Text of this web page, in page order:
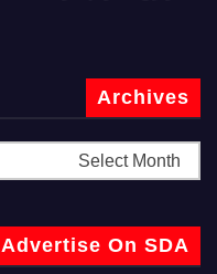
Archives
Advertise On SDA